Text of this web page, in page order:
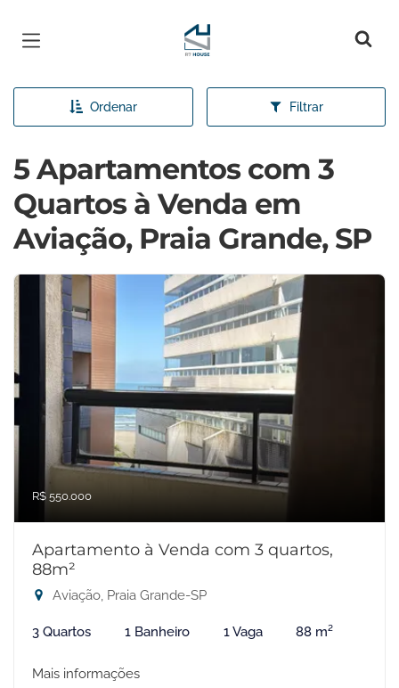
Página inicial
Ordenar Filtrar
5 Apartamentos com 3
Quartos à Venda em
Aviação, Praia Grande, SP
R$ 550.000
Apartamento à Venda com 3 quartos,
88m²
Aviação, Praia Grande-SP
3 Quartos 1 Banheiro 1 Vaga 88 m²
Mais informações